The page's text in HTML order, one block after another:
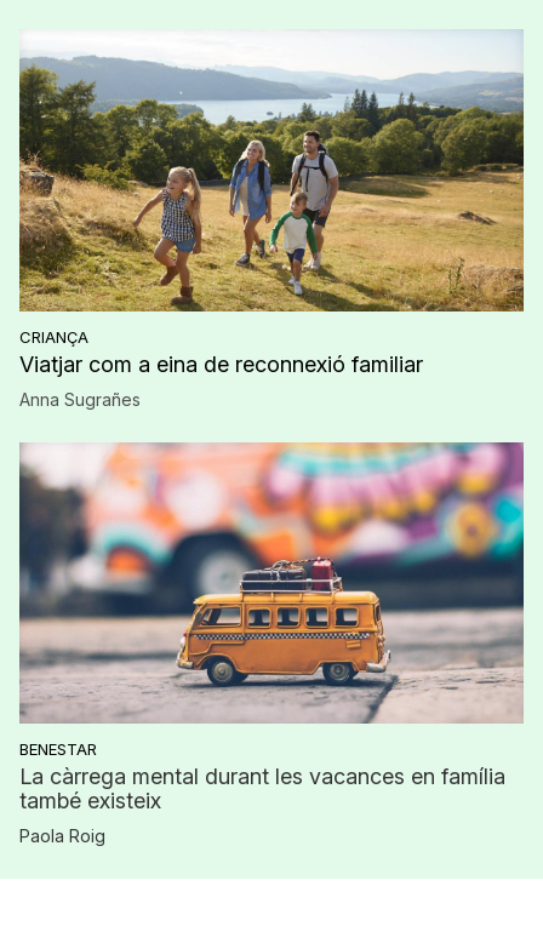
CRIANÇA
Viatjar com a eina de reconnexió familiar
Anna Sugrañes
BENESTAR
La càrrega mental durant les vacances en família
també existeix
Paola Roig